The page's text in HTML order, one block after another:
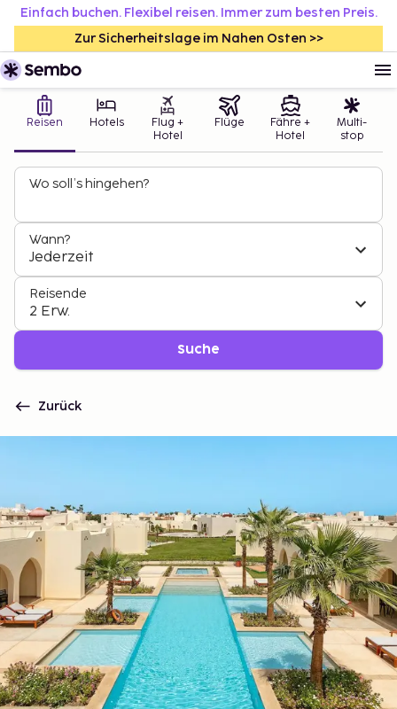
Einfach buchen. Flexibel reisen. Immer zum besten Preis.
Zur Sicherheitslage im Nahen Osten >>
Reisen Hotels
Flug +
Hotel
Flüge
Fähre +
Hotel
Multi-
stop
Wo soll’s hingehen?
Wann?
Jederzeit
Reisende
2 Erw.
Suche
Zurück